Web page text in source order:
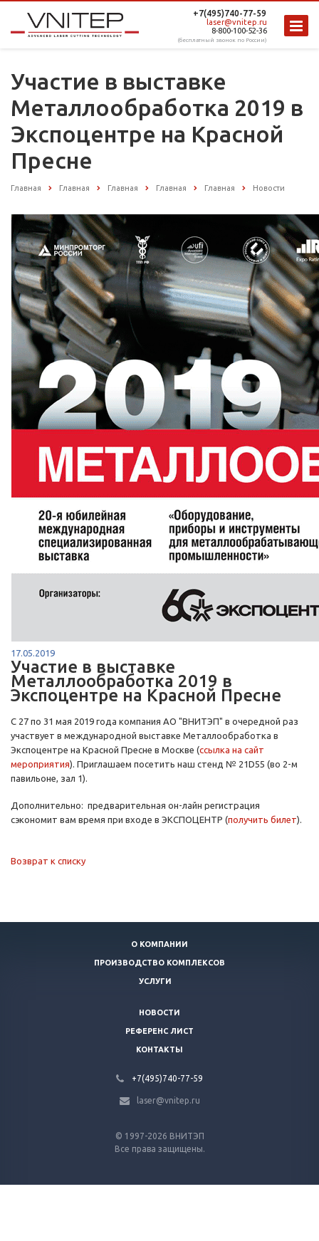
+7(495)740-77-59
laser@vnitep.ru
8-800-100-52-36
(бесплатный звонок по России)
Участие в выставке
Металлообработка 2019 в
Экспоцентре на Красной
Пресне
Главная Главная Главная Главная Главная Новости
17.05.2019
Участие в выставке
Металлообработка 2019 в
Экспоцентре на Красной Пресне
С 27 по 31 мая 2019 года компания АО "ВНИТЭП" в очередной раз
участвует в международной выставке Металлообработка в
Экспоцентре на Красной Пресне в Москве (ссылка на сайт
мероприятия). Приглашаем посетить наш стенд № 21D55 (во 2-м
павильоне, зал 1).
Дополнительно: предварительная он-лайн регистрация
сэкономит вам время при входе в ЭКСПОЦЕНТР (получить билет).
Возврат к списку
© 1997-2026 ВНИТЭП
Все права защищены.
О КОМПАНИИ
ПРОИЗВОДСТВО КОМПЛЕКСОВ
УСЛУГИ
НОВОСТИ
РЕФЕРЕНС ЛИСТ
КОНТАКТЫ
+7(495)740-77-59
laser@vnitep.ru